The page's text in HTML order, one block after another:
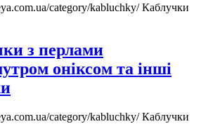
category/kabluchky/Каблучки
з перлами
оніксом та інші
category/kabluchky/Каблучки